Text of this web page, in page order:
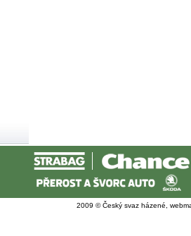
2009 © Český svaz házené,